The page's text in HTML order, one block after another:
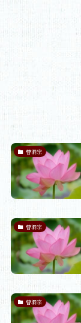
曹洞宗
曹洞宗
曹洞宗